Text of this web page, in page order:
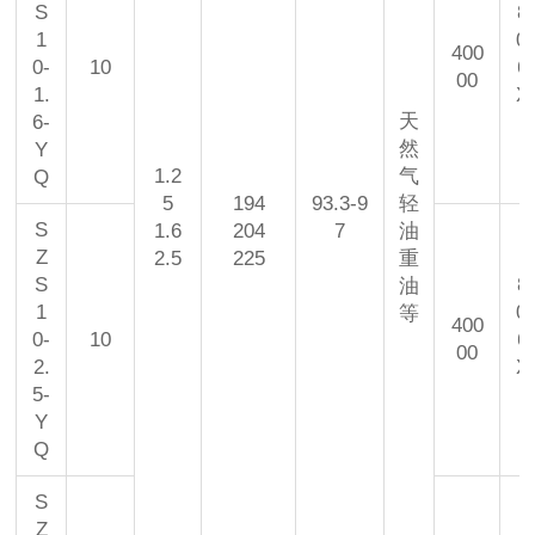
1.2
5
1.6
2.5
194
204
225
93.3-9
7
天
然
气
轻
油
重
油
等
S
1
0-
1.
6-
Y
Q
10
400
00
S
Z
S
1
0-
2.
5-
Y
Q
10
400
00
S
Z